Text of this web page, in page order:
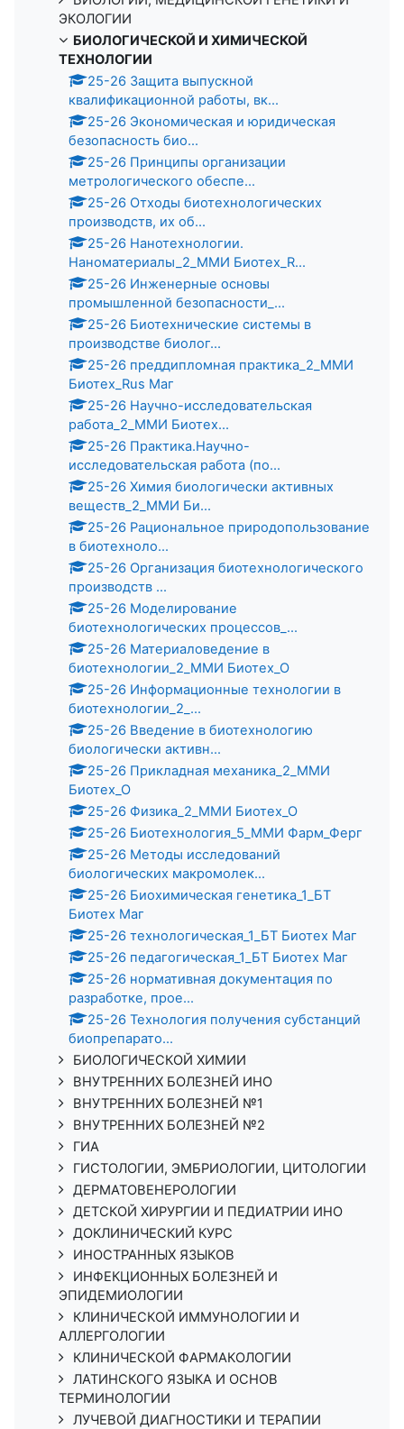
ЭКОЛОГИИ
БИОЛОГИЧЕСКОЙ И ХИМИЧЕСКОЙ
ТЕХНОЛОГИИ
25-26 Защита выпускной
квалификационной работы, вк...
25-26 Экономическая и юридическая
безопасность био...
25-26 Принципы организации
метрологического обеспе...
25-26 Отходы биотехнологических
производств, их об...
25-26 Нанотехнологии.
Наноматериалы_2_ММИ Биотех_R...
25-26 Инженерные основы
промышленной безопасности_...
25-26 Биотехнические системы в
производстве биолог...
25-26 преддипломная практика_2_ММИ
Биотех_Rus Маг
25-26 Научно-исследовательская
работа_2_ММИ Биотех...
25-26 Практика.Научно-
исследовательская работа (по...
25-26 Химия биологически активных
веществ_2_ММИ Би...
25-26 Рациональное природопользование
в биотехноло...
25-26 Организация биотехнологического
производств ...
25-26 Моделирование
биотехнологических процессов_...
25-26 Материаловедение в
биотехнологии_2_ММИ Биотех_О
25-26 Информационные технологии в
биотехнологии_2_...
25-26 Введение в биотехнологию
биологически активн...
25-26 Прикладная механика_2_ММИ
Биотех_О
25-26 Физика_2_ММИ Биотех_О
25-26 Биотехнология_5_ММИ Фарм_Ферг
25-26 Методы исследований
биологических макромолек...
25-26 Биохимическая генетика_1_БТ
Биотех Маг
25-26 технологическая_1_БТ Биотех Маг
25-26 педагогическая_1_БТ Биотех Маг
25-26 нормативная документация по
разработке, прое...
25-26 Технология получения субстанций
биопрепарато...
БИОЛОГИЧЕСКОЙ ХИМИИ
ВНУТРЕННИХ БОЛЕЗНЕЙ ИНО
ВНУТРЕННИХ БОЛЕЗНЕЙ №1
ВНУТРЕННИХ БОЛЕЗНЕЙ №2
ГИА
ГИСТОЛОГИИ, ЭМБРИОЛОГИИ, ЦИТОЛОГИИ
ДЕРМАТОВЕНЕРОЛОГИИ
ДЕТСКОЙ ХИРУРГИИ И ПЕДИАТРИИ ИНО
ДОКЛИНИЧЕСКИЙ КУРС
ИНОСТРАННЫХ ЯЗЫКОВ
ИНФЕКЦИОННЫХ БОЛЕЗНЕЙ И
ЭПИДЕМИОЛОГИИ
КЛИНИЧЕСКОЙ ИММУНОЛОГИИ И
АЛЛЕРГОЛОГИИ
КЛИНИЧЕСКОЙ ФАРМАКОЛОГИИ
ЛАТИНСКОГО ЯЗЫКА И ОСНОВ
ТЕРМИНОЛОГИИ
ЛУЧЕВОЙ ДИАГНОСТИКИ И ТЕРАПИИ